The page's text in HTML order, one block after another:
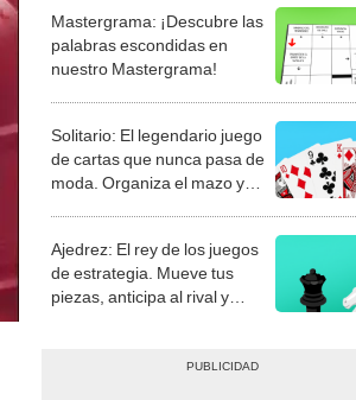
Mastergrama: ¡Descubre las
palabras escondidas en
nuestro Mastergrama!
Solitario: El legendario juego
de cartas que nunca pasa de
moda. Organiza el mazo y
Ajedrez: El rey de los juegos
de estrategia. Mueve tus
piezas, anticipa al rival y